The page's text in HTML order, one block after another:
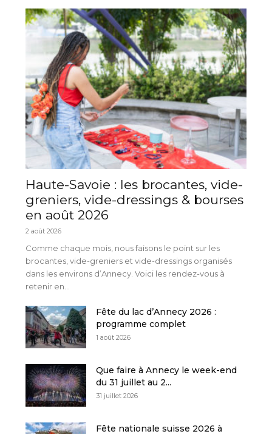
Haute-Savoie : les brocantes, vide-
greniers, vide-dressings & bourses
en août 2026
2 août 2026
Comme chaque mois, nous faisons le point sur les
brocantes, vide-greniers et vide-dressings organisés
dans les environs d’Annecy. Voici les rendez-vous à
retenir en...
Fête du lac d’Annecy 2026 :
programme complet
1 août 2026
Que faire à Annecy le week-end
du 31 juillet au 2...
31 juillet 2026
Fête nationale suisse 2026 à